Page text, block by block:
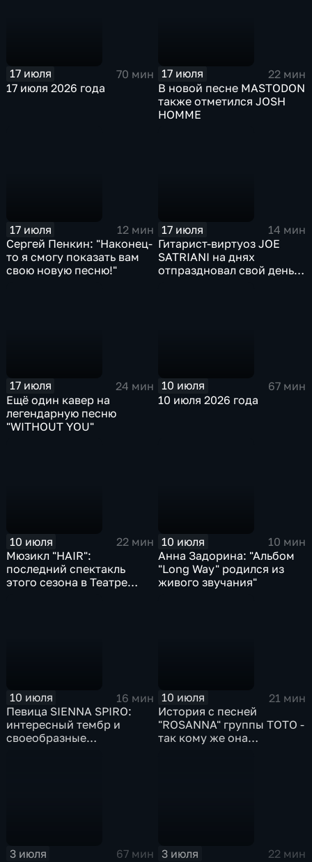
17 июля
70 мин
17 июля 2026 года
17 июля
22 мин
В новой песне MASTODON
также отметился JOSH
HOMME
17 июля
12 мин
Сергей Пенкин: "Наконец-
то я смогу показать вам
свою новую песню!"
17 июля
14 мин
Гитарист-виртуоз JOE
SATRIANI на днях
отпраздновал свой день
17 июля
24 мин
Ещё один кавер на
легендарную песню
"WITHOUT YOU"
10 июля
67 мин
10 июля 2026 года
10 июля
22 мин
Мюзикл "HAIR":
последний спектакль
этого сезона в Театре
10 июля
10 мин
Анна Задорина: "Альбом
"Long Way" родился из
живого звучания"
10 июля
16 мин
Певица SIENNA SPIRO:
интересный тембр и
своеобразные
10 июля
21 мин
История с песней
"ROSANNA" группы ТОТО -
так кому же она
3 июля
67 мин
3 июля
22 мин